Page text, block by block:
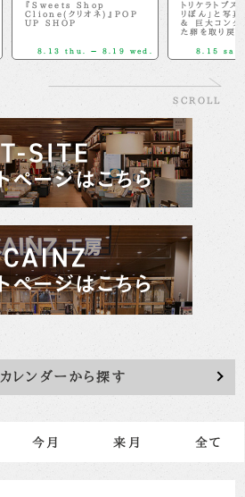
『Sweets Shop
Clione(クリオネ)』POP
UP SHOP
8.13 thu. － 8.19 wed.
トリケラトプス
リぼん」と写
＆ 巨大コング
た卵を取り戻せ
8.15 sat.
SCROLL
カレンダーから探す
今月 来月 全て